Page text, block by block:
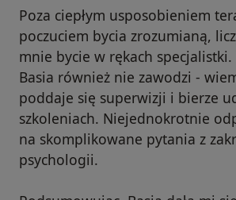
Poza ciepłym usposobieniem
poczuciem bycia zrozumianą,
mnie bycie w rękach
Basia również nie zawodzi -
poddaje się superwizji i bierze
szkoleniach. Niejednokrotnie
na skomplikowane pytania z
psychologii.